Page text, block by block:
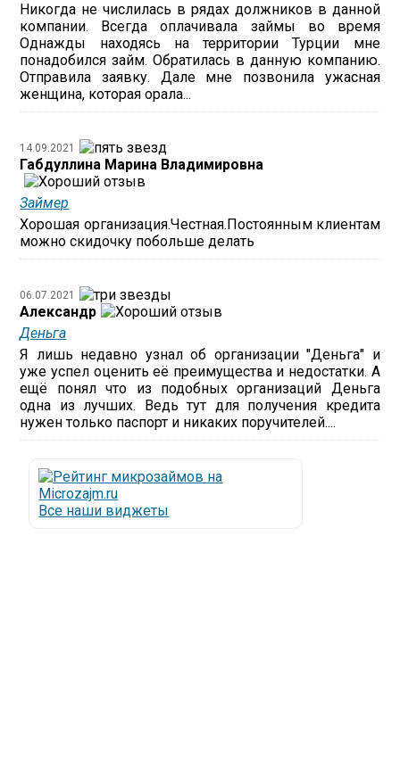
Никогда не числилась в рядах должников в данной
компании. Всегда оплачивала займы во время
Однажды находясь на территории Турции мне
понадобился займ. Обратилась в данную компанию.
Отправила заявку. Дале мне позвонила ужасная
женщина, которая орала...
14.09.2021
Габдуллина Марина Владимировна
Займер
Хорошая организация.Честная.Постоянным клиентам
можно скидочку побольше делать
06.07.2021
Александр
Деньга
Я лишь недавно узнал об организации "Деньга" и
уже успел оценить её преимущества и недостатки. А
ещё понял что из подобных организаций Деньга
одна из лучших. Ведь тут для получения кредита
нужен только паспорт и никаких поручителей....
Все наши виджеты